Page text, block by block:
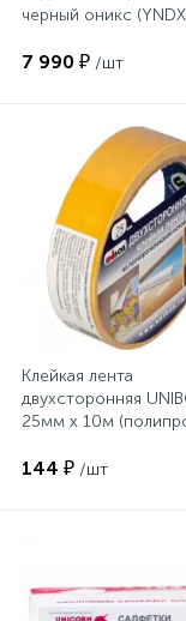
черный оникс
7 990 ₽ /шт
Клейкая лента
двухсторонняя
25мм х 10м
144 ₽ /шт
Столы
Столы
Стулья
Стулья и
Тележки
Флаги